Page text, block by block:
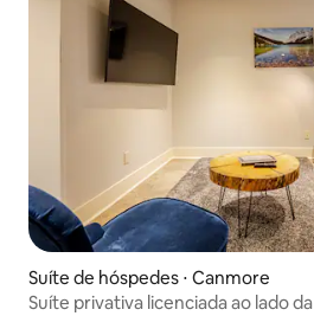
Suíte de hóspedes ⋅ Canmore
Suíte privativa licenciada ao lado